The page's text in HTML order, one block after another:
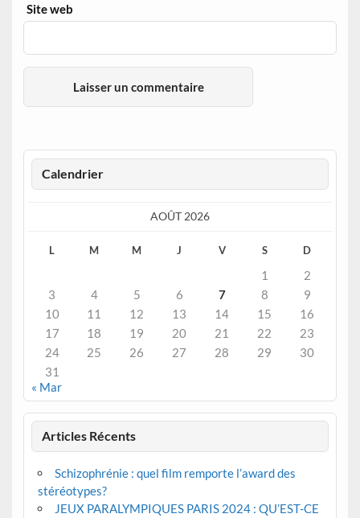
Site web
Calendrier
AOÛT 2026
L M M J V S D
1
2
3
4 5 6 7 8
9
10
11 12 13 14 15
16
17
18 19 20 21 22
23
24
25 26 27 28 29
30
31
« Mar
Articles Récents
Schizophrénie : quel film remporte l’award des
stéréotypes?
JEUX PARALYMPIQUES PARIS 2024 : QU’EST-CE